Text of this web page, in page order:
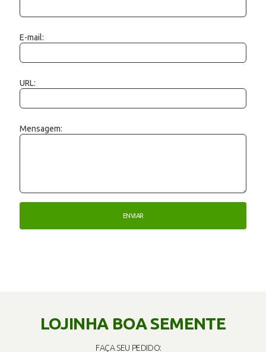
E-mail:
URL:
Mensagem:
LOJINHA BOA SEMENTE
FAÇA SEU PEDIDO: